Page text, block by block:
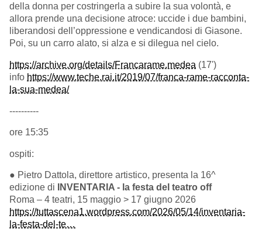
della donna per costringerla a subire la sua volontà, e
allora prende una decisione atroce: uccide i due bambini,
liberandosi dell’oppressione e vendicandosi di Giasone.
Poi, su un carro alato, si alza e si dilegua nel cielo.
https://archive.org/details/Francarame.medea (17')
info https://www.teche.rai.it/2019/07/franca-rame-racconta-
la-sua-medea/
----------
ore 15:35
ospiti:
● Pietro Dattola, direttore artistico, presenta la 16^
edizione di
INVENTARIA - la festa del teatro off
Roma – 4 teatri, 15 maggio > 17 giugno 2026
https://tuttascena1.wordpress.com/2026/05/14/inventaria-
la-festa-del-te…